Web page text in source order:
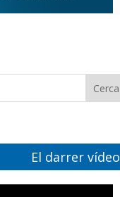
El darrer vídeo